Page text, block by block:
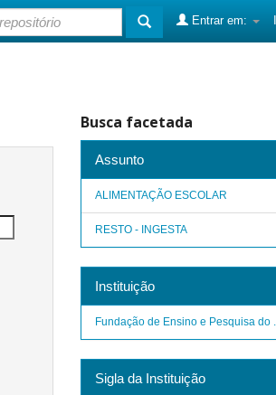
Entrar em:
Busca facetada
Assunto
ALIMENTAÇÃO ESCOLAR
RESTO - INGESTA
Instituição
Fundação de Ensino e Pesquisa do ...
Sigla da Instituição